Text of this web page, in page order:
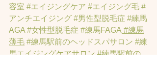
容室 #エイジングケア #エイジング毛 #
アンチエイジング #男性型脱毛症 #練馬
AGA #女性型脱毛症 #練馬FAGA #練馬
薄毛 #練馬駅前のヘッドスパサロン #練
馬エイジングケアサロン #練馬駅前の